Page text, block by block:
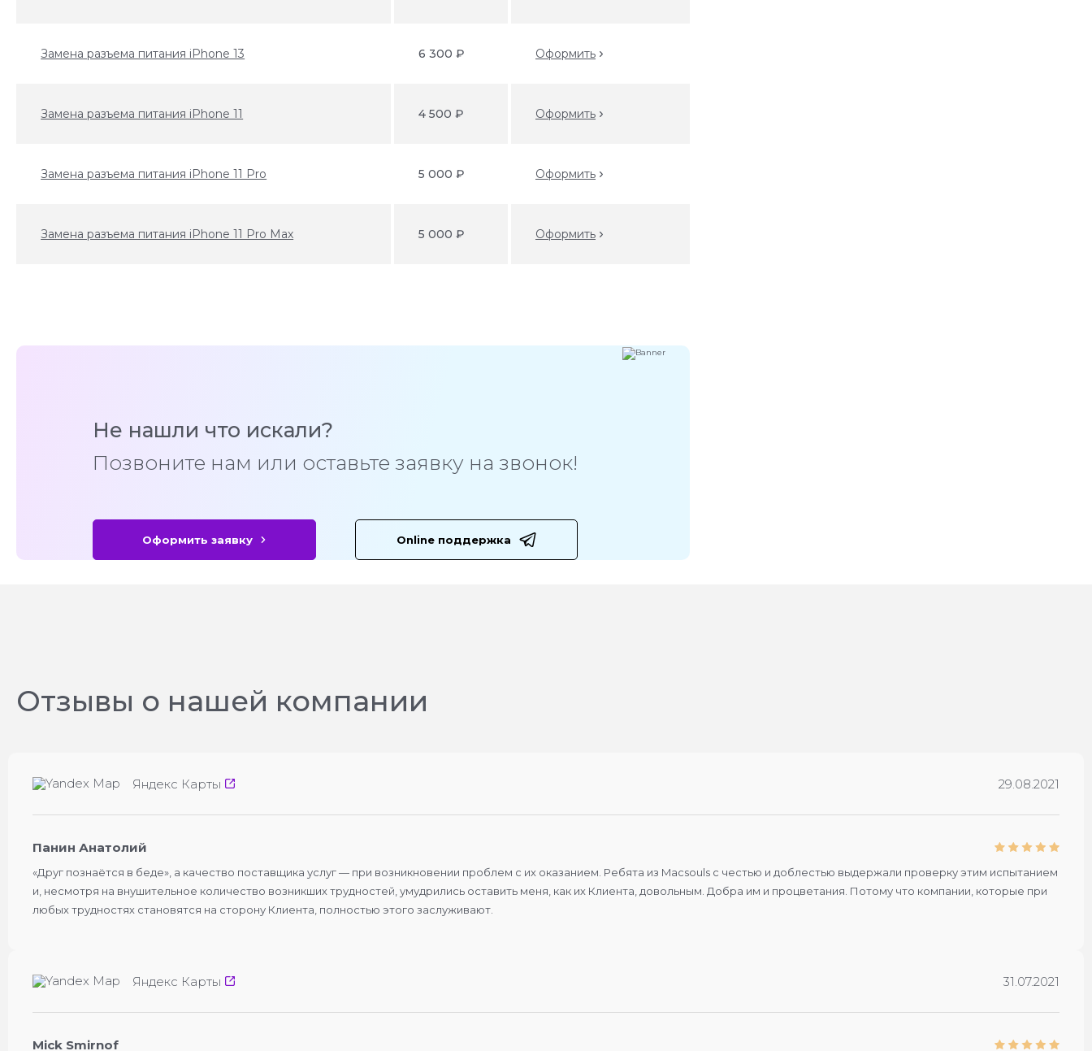
Замена разъема питания iPhone 13 6 300 ₽ Оформить
Замена разъема питания iPhone 11 4 500 ₽ Оформить
Замена разъема питания iPhone 11 Pro 5 000 ₽ Оформить
Замена разъема питания iPhone 11 Pro Max 5 000 ₽ Оформить
Не нашли что искали?
Позвоните нам или оставьте заявку на звонок!
Оформить заявку Online поддержка
Отзывы о нашей компании
Яндекс Карты 29.08.2021
Панин Анатолий
«Друг познаётся в беде», а качество поставщика услуг — при возникновении проблем с их оказанием. Ребята из Macsouls с честью и доблестью выдержали проверку этим испытанием
и, несмотря на внушительное количество возникших трудностей, умудрились оставить меня, как их Клиента, довольным. Добра им и процветания. Потому что компании, которые при
любых трудностях становятся на сторону Клиента, полностью этого заслуживают.
Яндекс Карты 31.07.2021
Mick Smirnof